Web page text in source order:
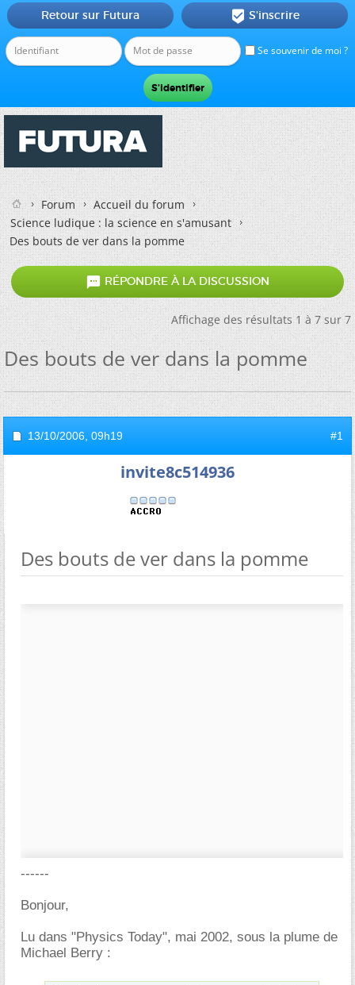
Se souvenir de moi ?
Retour sur Futura  S'inscrire
Forum
Accueil du forum
Science ludique : la science en s'amusant
Des bouts de ver dans la pomme
 RÉPONDRE À LA DISCUSSION
Affichage des résultats 1 à 7 sur 7
Des bouts de ver dans la pomme
13/10/2006, 09h19 #1
invite8c514936
Des bouts de ver dans la pomme
------
Bonjour,
Lu dans "Physics Today", mai 2002, sous la plume de
Michael Berry :